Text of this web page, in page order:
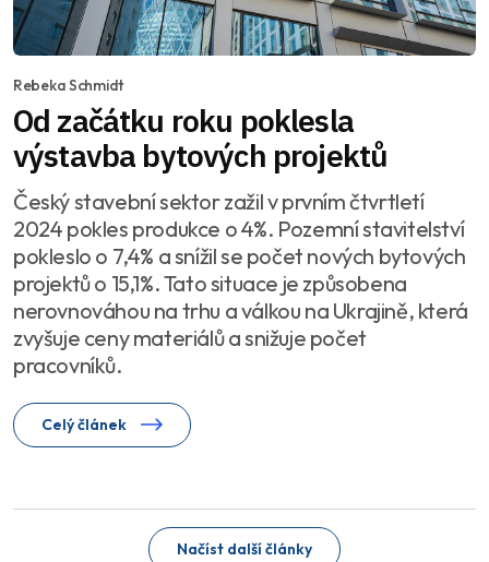
Rebeka Schmidt
Od začátku roku poklesla
výstavba bytových projektů
Český stavební sektor zažil v prvním čtvrtletí
2024 pokles produkce o 4%. Pozemní stavitelství
pokleslo o 7,4% a snížil se počet nových bytových
projektů o 15,1%. Tato situace je způsobena
nerovnováhou na trhu a válkou na Ukrajině, která
zvyšuje ceny materiálů a snižuje počet
pracovníků.
Celý článek